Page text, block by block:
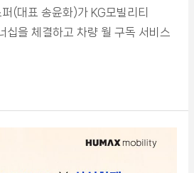
(대표 송윤화)가 KG모빌리티
십을 체결하고 차량 월 구독 서비스